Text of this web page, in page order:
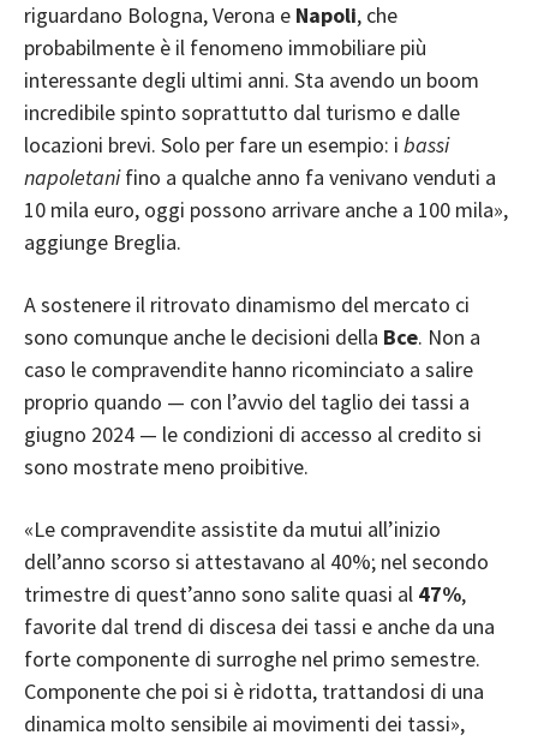
riguardano Bologna, Verona e Napoli, che
probabilmente è il fenomeno immobiliare più
interessante degli ultimi anni. Sta avendo un boom
incredibile spinto soprattutto dal turismo e dalle
locazioni brevi. Solo per fare un esempio: i bassi
napoletanifino a qualche anno fa venivano venduti a
10 mila euro, oggi possono arrivare anche a 100 mila»,
aggiunge Breglia.
A sostenere il ritrovato dinamismo del mercato ci
sono comunque anche le decisioni della Bce. Non a
caso le compravendite hanno ricominciato a salire
proprio quando — con l’avvio del taglio dei tassi a
giugno 2024 — le condizioni di accesso al credito si
sono mostrate meno proibitive.
«Le compravendite assistite da mutui all’inizio
dell’anno scorso si attestavano al 40%; nel secondo
trimestre di quest’anno sono salite quasi al 47%,
favorite dal trend di discesa dei tassi e anche da una
forte componente di surroghe nel primo semestre.
Componente che poi si è ridotta, trattandosi di una
dinamica molto sensibile ai movimenti dei tassi»,